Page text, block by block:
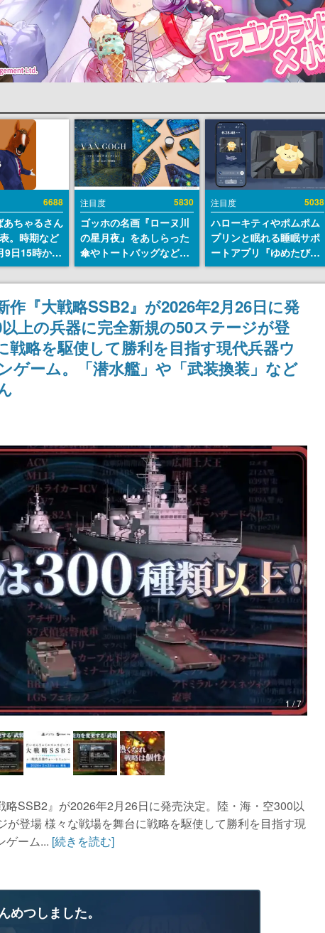
6688
ちゃるさん
。時期など
9日15時から
注目度 5830
ゴッホの名画『ローヌ川
の星月夜』をあしらった
傘やトートバッグなどが
登場。8月7日21時より2
日間限定で予約販売
注目度 5038
ハローキティやポムポム
プリンと眠れる睡眠サポ
ートアプリ『ゆめたび』
が配信中。キャラごとの
ASMRや目覚ましアラー
ムも搭載
作『大戦略SSB2』が2026年2月26日に発
上の兵器に完全新規の50ステージが登
戦略を駆使して勝利を目指す現代兵器ウ
ゲーム。「潜水艦」や「武装換装」など
1 / 7
略SSB2』が2026年2月26日に発売決定。陸・海・空300以
が登場 様々な戦場を舞台に戦略を駆使して勝利を目指す現
ゲーム... [続きを読む]
めつしました。